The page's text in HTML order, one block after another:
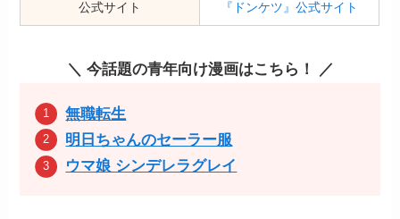
公式サイト 『ドンケツ』公式サイト
＼ 今話題の青年向け漫画はこちら！ ／
無職転生
明日ちゃんのセーラー服
ウマ娘 シンデレラグレイ